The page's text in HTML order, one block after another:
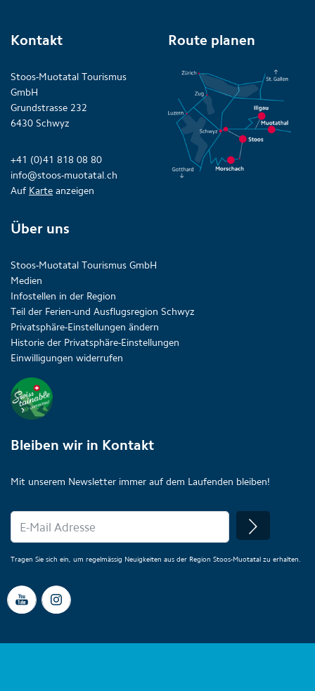
Kontakt
Stoos-Muotatal Tourismus
GmbH
Grundstrasse 232
6430 Schwyz
+41 (0)41 818 08 80
info@stoos-muotatal.ch
Auf Karte anzeigen
Route planen
Über uns
Stoos-Muotatal Tourismus GmbH
Medien
Infostellen in der Region
Teil der Ferien-und Ausflugsregion Schwyz
Privatsphäre-Einstellungen ändern
Historie der Privatsphäre-Einstellungen
Einwilligungen widerrufen
Bleiben wir in Kontakt
Mit unserem Newsletter immer auf dem Laufenden bleiben!
Tragen Sie sich ein, um regelmässig Neuigkeiten aus der Region Stoos-Muotatal zu erhalten.